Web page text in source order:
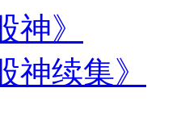
神》
神续集》